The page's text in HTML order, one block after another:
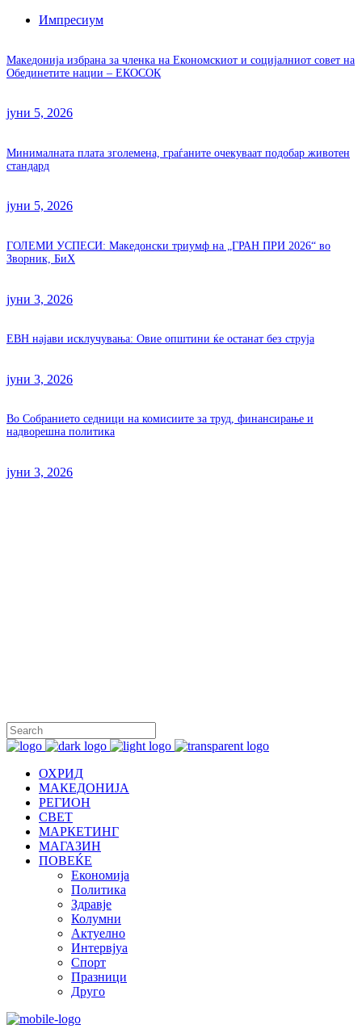
Импресиум
Македонија избрана за членка на Економскиот и социјалниот совет на
Обединетите нации – ЕКОСОК
јуни 5, 2026
Минималната плата зголемена, граѓаните очекуваат подобар животен
стандард
јуни 5, 2026
ГОЛЕМИ УСПЕСИ: Македонски триумф на „ГРАН ПРИ 2026“ во
Зворник, БиХ
јуни 3, 2026
ЕВН најави исклучувања: Овие општини ќе останат без струја
јуни 3, 2026
Во Собранието седници на комисиите за труд, финансирање и
надворешна политика
јуни 3, 2026
ОХРИД
МАКЕДОНИЈА
РЕГИОН
СВЕТ
МАРКЕТИНГ
МАГАЗИН
ПОВЕЌЕ
Економија
Политика
Здравје
Колумни
Актуелно
Интервјуа
Спорт
Празници
Друго